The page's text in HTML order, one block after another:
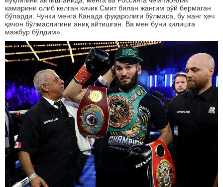
камарини олиб келган кичик Смит билан жангим рўй бермаган
бўларди. Чунки менга Канада фуқаролиги бўлмаса, бу жанг ҳеч
қачон бўлмаслигини аниқ айтишган. Ва мен буни қилишга
мажбур бўлдим».